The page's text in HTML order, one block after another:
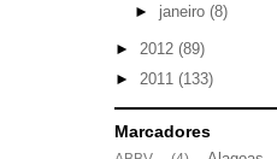
► janeiro (8)
► 2012 (89)
► 2011 (133)
Marcadores